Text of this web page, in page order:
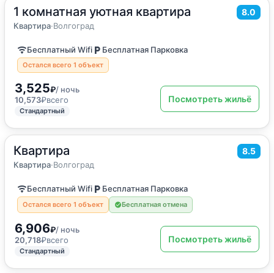
1 комнатная уютная квартира 8.0
Квартира·Волгоград
35м2 ·4 гостя
Квартира
Бесплатный Wifi Бесплатная Парковка
Остался всего 1 объект
3,525₽/ ночь
10,573₽всего
Стандартный
Посмотреть жильё
Квартира 8.5
Квартира·Волгоград
41м2·4 гостя
Квартира
Бесплатный Wifi Бесплатная Парковка
Остался всего 1 объект Бесплатная отмена
6,906₽/ ночь
20,718₽всего
Стандартный
Посмотреть жильё